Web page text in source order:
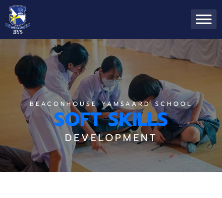
BEACONHOUSE YAMSAARD SCHOOL
SOFT SKILLS
DEVELOPMENT